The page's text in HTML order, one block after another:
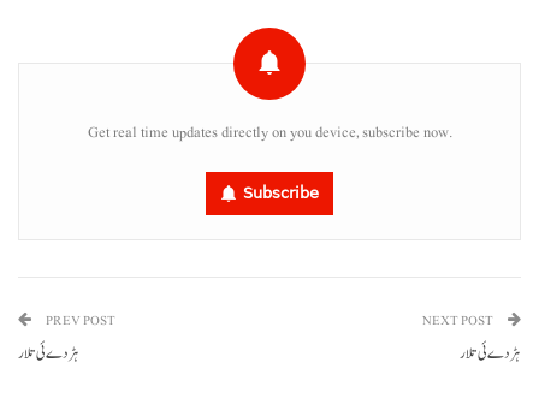
Get real time updates directly on you device, subscribe now.
Subscribe
PREV POST
ہڑدے ئی تلار
NEXT POST
ہڑدے ئی تلار